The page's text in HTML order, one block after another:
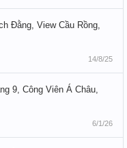
Đằng, View Cầu Rồng,
14/8/25
9, Công Viên Á Châu,
6/1/26